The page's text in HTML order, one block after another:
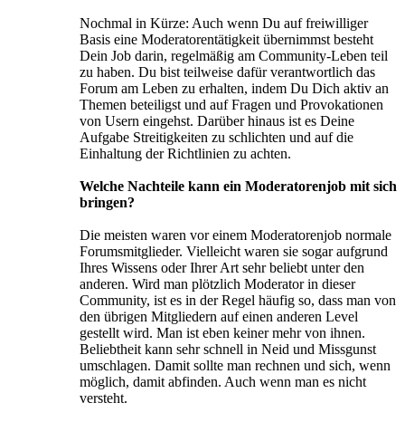
Nochmal in Kürze: Auch wenn Du auf freiwilliger
Basis eine Moderatorentätigkeit übernimmst besteht
Dein Job darin, regelmäßig am Community-Leben teil
zu haben. Du bist teilweise dafür verantwortlich das
Forum am Leben zu erhalten, indem Du Dich aktiv an
Themen beteiligst und auf Fragen und Provokationen
von Usern eingehst. Darüber hinaus ist es Deine
Aufgabe Streitigkeiten zu schlichten und auf die
Einhaltung der Richtlinien zu achten.
Welche Nachteile kann ein Moderatorenjob mit sich
bringen?
Die meisten waren vor einem Moderatorenjob normale
Forumsmitglieder. Vielleicht waren sie sogar aufgrund
Ihres Wissens oder Ihrer Art sehr beliebt unter den
anderen. Wird man plötzlich Moderator in dieser
Community, ist es in der Regel häufig so, dass man von
den übrigen Mitgliedern auf einen anderen Level
gestellt wird. Man ist eben keiner mehr von ihnen.
Beliebtheit kann sehr schnell in Neid und Missgunst
umschlagen. Damit sollte man rechnen und sich, wenn
möglich, damit abfinden. Auch wenn man es nicht
versteht.